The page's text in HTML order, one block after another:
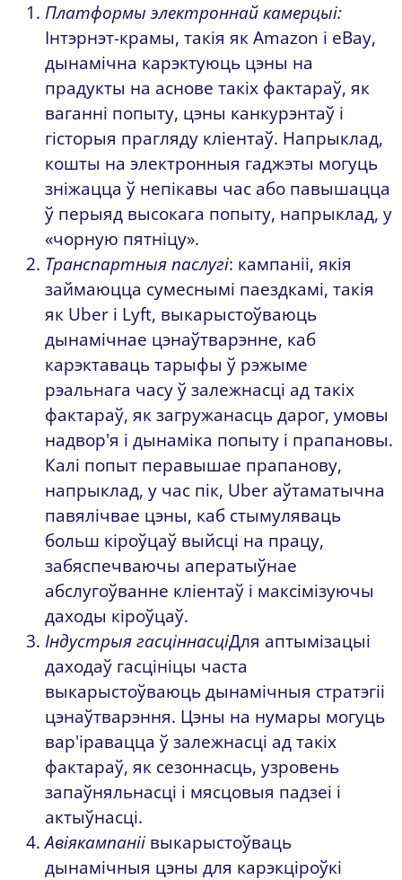
Платформы электроннай камерцыі:
Інтэрнэт-крамы, такія як Amazon і eBay,
дынамічна карэктуюць цэны на
прадукты на аснове такіх фактараў, як
ваганні попыту, цэны канкурэнтаў і
гісторыя прагляду кліентаў. Напрыклад,
кошты на электронныя гаджэты могуць
зніжацца ў непікавы час або павышацца
ў перыяд высокага попыту, напрыклад, у
«чорную пятніцу».
Транспартныя паслугі: кампаніі, якія
займаюцца сумеснымі паездкамі, такія
як Uber і Lyft, выкарыстоўваюць
дынамічнае цэнаўтварэнне, каб
карэктаваць тарыфы ў рэжыме
рэальнага часу ў залежнасці ад такіх
фактараў, як загружанасць дарог, умовы
надвор'я і дынаміка попыту і прапановы.
Калі попыт перавышае прапанову,
напрыклад, у час пік, Uber аўтаматычна
павялічвае цэны, каб стымуляваць
больш кіроўцаў выйсці на працу,
забяспечваючы аператыўнае
абслугоўванне кліентаў і максімізуючы
даходы кіроўцаў.
Індустрыя гасціннасціДля аптымізацыі
даходаў гасцініцы часта
выкарыстоўваюць дынамічныя стратэгіі
цэнаўтварэння. Цэны на нумары могуць
вар'іравацца ў залежнасці ад такіх
фактараў, як сезоннасць, узровень
запаўняльнасці і мясцовыя падзеі і
актыўнасці.
Авіякампаніі выкарыстоўваць
дынамічныя цэны для карэкціроўкі